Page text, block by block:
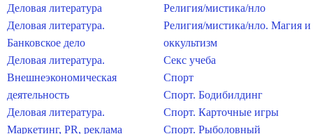
Деловая литература
Деловая литература.
Банковское дело
Деловая литература.
Внешнеэкономическая
деятельность
Деловая литература.
Маркетинг, PR, реклама
Религия/мистика/нло
Религия/мистика/нло. Магия и
оккультизм
Секс учеба
Спорт
Спорт. Бодибилдинг
Спорт. Карточные игры
Спорт. Рыболовный